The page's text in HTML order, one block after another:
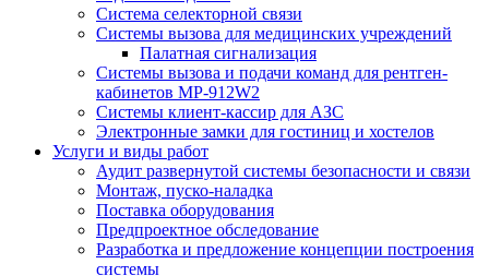
Система селекторной связи
Системы вызова для медицинских учреждений
Палатная сигнализация
Системы вызова и подачи команд для рентген-
кабинетов MP-912W2
Системы клиент-кассир для АЗС
Электронные замки для гостиниц и хостелов
Услуги и виды работ
Аудит развернутой системы безопасности и связи
Монтаж, пуско-наладка
Поставка оборудования
Предпроектное обследование
Разработка и предложение концепции построения
системы